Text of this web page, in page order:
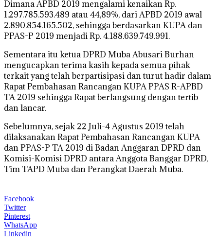
Dimana APBD 2019 mengalami kenaikan Rp.
1.297.785.593.489 atau 44,89%, dari APBD 2019 awal
2.890.854.165.502, sehingga berdasarkan KUPA dan
PPAS-P 2019 menjadi Rp. 4.188.639.749.991.
Sementara itu ketua DPRD Muba Abusari Burhan
mengucapkan terima kasih kepada semua pihak
terkait yang telah berpartisipasi dan turut hadir dalam
Rapat Pembahasan Rancangan KUPA PPAS R-APBD
TA 2019 sehingga Rapat berlangsung dengan tertib
dan lancar.
Sebelumnya, sejak 22 Juli-4 Agustus 2019 telah
dilaksanakan Rapat Pembahasan Rancangan KUPA
dan PPAS-P TA 2019 di Badan Anggaran DPRD dan
Komisi-Komisi DPRD antara Anggota Banggar DPRD,
Tim TAPD Muba dan Perangkat Daerah Muba.
Facebook
Twitter
Pinterest
WhatsApp
Linkedin